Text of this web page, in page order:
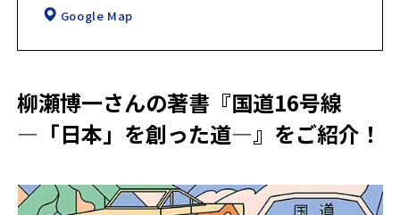
Google Map
柳瀬博一さんの著書『国道16号線
―「日本」を創った道―』をご紹介！